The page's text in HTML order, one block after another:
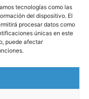
tecnologías como las
del dispositivo. El
procesar datos como
únicas en este
puede afectar
prestigiar a nuestros
vecinos más